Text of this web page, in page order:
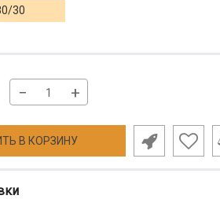
30
− +
В КОРЗИНУ